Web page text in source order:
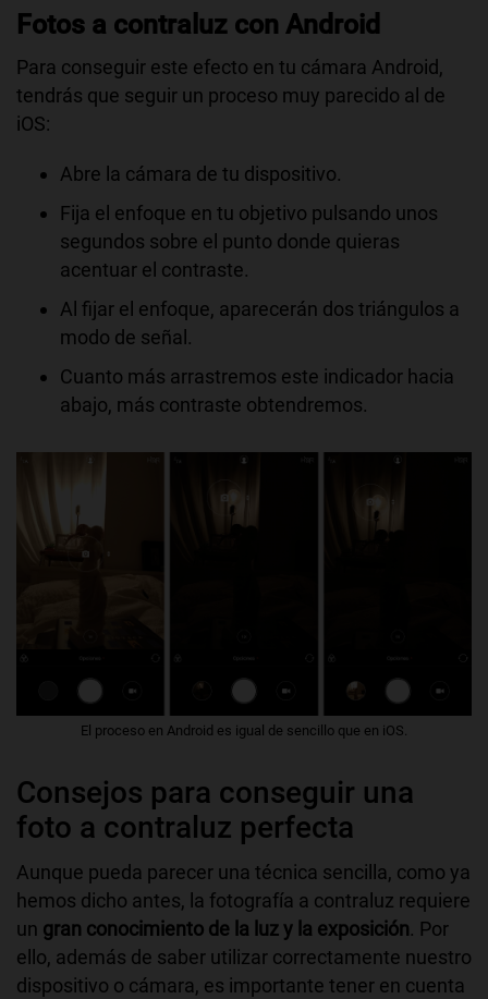
Fotos a contraluz con Android
Para conseguir este efecto en tu cámara Android,
tendrás que seguir un proceso muy parecido al de
iOS:
Abre la cámara de tu dispositivo.
Fija el enfoque en tu objetivo pulsando unos
segundos sobre el punto donde quieras
acentuar el contraste.
Al fijar el enfoque, aparecerán dos triángulos a
modo de señal.
Cuanto más arrastremos este indicador hacia
abajo, más contraste obtendremos.
El proceso en Android es igual de sencillo que en iOS.
Consejos para conseguir una
foto a contraluz perfecta
Aunque pueda parecer una técnica sencilla, como ya
hemos dicho antes, la fotografía a contraluz requiere
un gran conocimiento de la luz y la exposición. Por
ello, además de saber utilizar correctamente nuestro
dispositivo o cámara, es importante tener en cuenta